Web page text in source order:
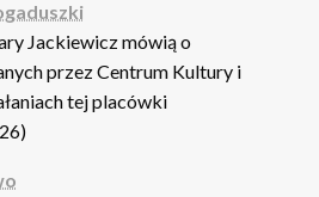
Jackiewicz mówią o
przez Centrum Kultury i
tej placówki